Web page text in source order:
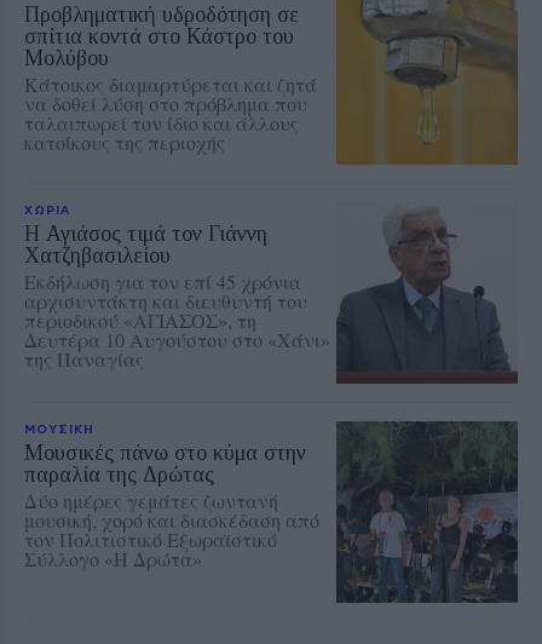
Προβληματική υδροδότηση σε
σπίτια κοντά στο Κάστρο του
Μολύβου
Κάτοικος διαμαρτύρεται και ζητά
να δοθεί λύση στο πρόβλημα που
ταλαιπωρεί τον ίδιο και άλλους
κατοίκους της περιοχής
ΧΩΡΙΑ
Η Αγιάσος τιμά τον Γιάννη
Χατζηβασιλείου
Εκδήλωση για τον επί 45 χρόνια
αρχισυντάκτη και διευθυντή του
περιοδικού «ΑΓΙΑΣΟΣ», τη
Δευτέρα 10 Αυγούστου στο «Χάνι»
της Παναγίας
ΜΟΥΣΙΚΗ
Μουσικές πάνω στο κύμα στην
παραλία της Δρώτας
Δύο ημέρες γεμάτες ζωντανή
μουσική, χορό και διασκέδαση από
τον Πολιτιστικό Εξωραϊστικό
Σύλλογο «Η Δρώτα»